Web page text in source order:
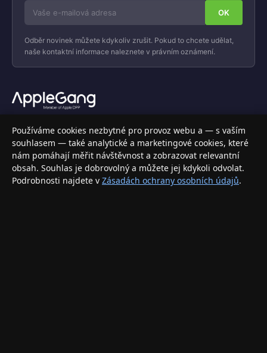
Odběr novinek můžete kdykoliv zrušit. Pokud to chcete udělat,
naše kontaktní informace naleznete v právním oznámení.
Váš specializovaný obchod s Apple produkty, příslušenstvím a
elektronikou. Nakupujte bezpečně a s jistotou.
INFORMACE
Doprava a doručení
Používáme cookies nezbytné pro provoz webu a — s vaším
souhlasem — také analytické a marketingové cookies, které
nám pomáhají měřit návštěvnost a zobrazovat relevantní
obsah. Souhlas je dobrovolný a můžete jej kdykoli odvolat.
Podrobnosti najdete v Zásadách ochrany osobních údajů.